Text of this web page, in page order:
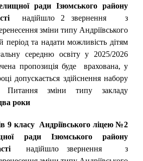
ради Ізюмського району
надійшло 2 звернення з
зміни типу Андріївського
та надати можливість дітям
середню освіту у 2025/2026
пропозиція буде врахована, у
допускається здійснення набору
зміни типу закладу
роки
9 класу Андріївського ліцею №2
ради Ізюмського району
надійшло звернення з